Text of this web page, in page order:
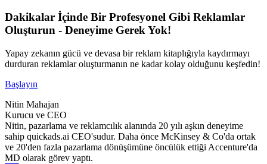
Dakikalar İçinde Bir Profesyonel Gibi Reklamlar
Oluşturun - Deneyime Gerek Yok!
Yapay zekanın gücü ve devasa bir reklam kitaplığıyla kaydırmayı
durduran reklamlar oluşturmanın ne kadar kolay olduğunu keşfedin!
Başlayın
Nitin Mahajan
Kurucu ve CEO
Nitin, pazarlama ve reklamcılık alanında 20 yılı aşkın deneyime
sahip quickads.ai CEO'sudur. Daha önce McKinsey & Co'da ortak
ve 20'den fazla pazarlama dönüşümüne öncülük ettiği Accenture'da
MD olarak görev yaptı.